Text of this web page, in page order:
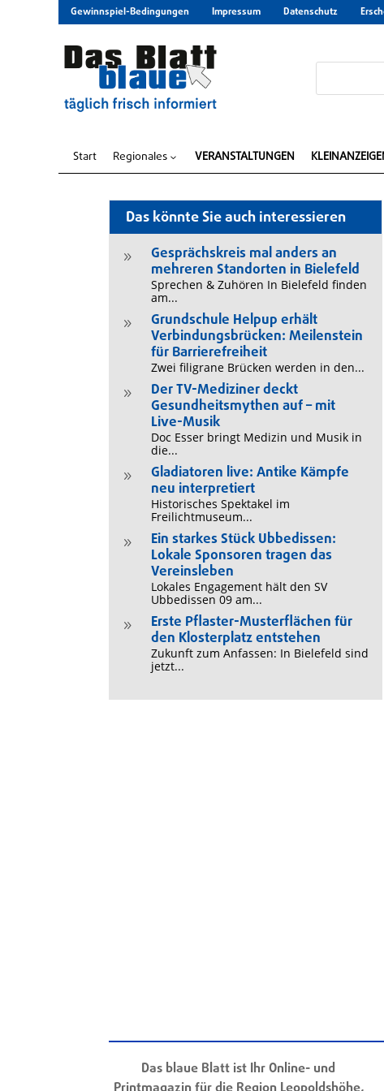
Gewinnspiel-Bedingungen Impressum Datenschutz
Start Regionales 3 VERANSTALTUNGEN
Das könnte Sie auch interessieren
9
Gesprächskreis mal anders an
mehreren Standorten in Bielefeld
Sprechen & Zuhören In Bielefeld finden
am...
9
Grundschule Helpup erhält
Verbindungsbrücken: Meilenstein
für Barrierefreiheit
Zwei filigrane Brücken werden in den...
9
Der TV-Mediziner deckt
Gesundheitsmythen auf – mit
Live-Musik
Doc Esser bringt Medizin und Musik in
die...
9
Gladiatoren live: Antike Kämpfe
neu interpretiert
Historisches Spektakel im
Freilichtmuseum...
9
Ein starkes Stück Ubbedissen:
Lokale Sponsoren tragen das
Vereinsleben
Lokales Engagement hält den SV
Ubbedissen 09 am...
9
Erste Pflaster-Musterflächen für
den Klosterplatz entstehen
Zukunft zum Anfassen: In Bielefeld sind
jetzt...
Das blaue Blatt ist Ihr Online- und